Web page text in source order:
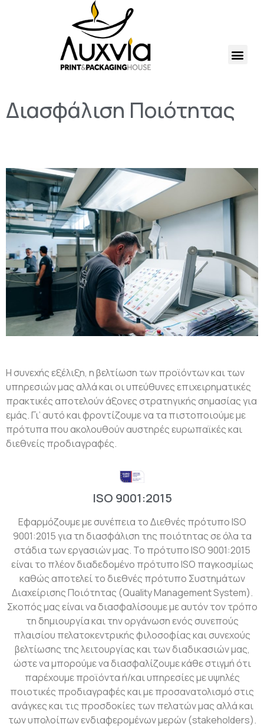
Διασφάλιση Ποιότητας
Η συνεχής εξέλιξη, η βελτίωση των προϊόντων και των
υπηρεσιών μας αλλά και οι υπεύθυνες επιχειρηματικές
πρακτικές αποτελούν άξονες στρατηγικής σημασίας για
εμάς. Γι’ αυτό και φροντίζουμε να τα πιστοποιούμε με
πρότυπα που ακολουθούν αυστηρές ευρωπαϊκές και
διεθνείς προδιαγραφές.
ISO 9001:2015
Εφαρμόζουμε με συνέπεια το Διεθνές πρότυπο ISO
9001:2015 για τη διασφάλιση της ποιότητας σε όλα τα
στάδια των εργασιών μας. Το πρότυπο ISO 9001:2015
είναι το πλέον διαδεδομένο πρότυπο ISO παγκοσμίως
καθώς αποτελεί το διεθνές πρότυπο Συστημάτων
Διαχείρισης Ποιότητας (Quality Management System).
Σκοπός μας είναι να διασφαλίσουμε με αυτόν τον τρόπο
τη δημιουργία και την οργάνωση ενός συνεπούς
πλαισίου πελατοκεντρικής φιλοσοφίας και συνεχούς
βελτίωσης της λειτουργίας και των διαδικασιών μας,
ώστε να μπορούμε να διασφαλίζουμε κάθε στιγμή ότι
παρέχουμε προϊόντα ή/και υπηρεσίες με υψηλές
ποιοτικές προδιαγραφές και με προσανατολισμό στις
ανάγκες και τις προσδοκίες των πελατών μας αλλά και
των υπολοίπων ενδιαφερομένων μερών (stakeholders).